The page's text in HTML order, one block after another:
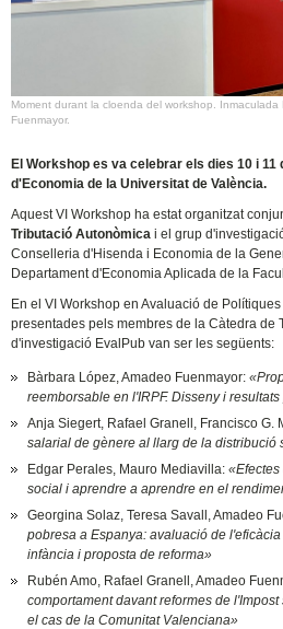
Moment durant la cloenda del workshop. Inmaculada
Fuenmayor.
El Workshop es va celebrar els dies 10 i 11
d'Economia de la Universitat de València.
Aquest VI Workshop ha estat organitzat
Tributació Autonòmica i el grup
Conselleria d'Hisenda i Economia de la
Departament d'Economia Aplicada de la
En el VI Workshop en Avaluació de
presentades pels membres de la Càtedra de
d'investigació EvalPub van ser les següents:
Bàrbara López, Amadeo Fuenmayor:
reemborsable en l'IRPF. Disseny i
Anja Siegert, Rafael Granell, Francisco G.
salarial de gènere al llarg de la distribució
Edgar Perales, Mauro Mediavilla:
social i aprendre a aprendre en el
Georgina Solaz, Teresa Savall, Amadeo
pobresa a Espanya: avaluació de
infància i proposta de reforma»
Rubén Amo, Rafael Granell, Amadeo
comportament davant reformes de
el cas de la Comunitat Valenciana»